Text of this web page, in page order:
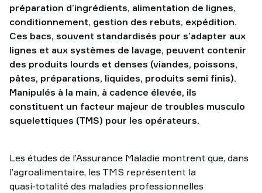
préparation d’ingrédients, alimentation de lignes,
conditionnement, gestion des rebuts, expédition.
Ces bacs, souvent standardisés pour s’adapter aux
lignes et aux systèmes de lavage, peuvent contenir
des produits lourds et denses (viandes, poissons,
pâtes, préparations, liquides, produits semi finis).
Manipulés à la main, à cadence élevée, ils
constituent un facteur majeur de troubles musculo
squelettiques (TMS) pour les opérateurs.
Les études de l’Assurance Maladie montrent que, dans
l’agroalimentaire, les TMS représentent la
quasi‑totalité des maladies professionnelles